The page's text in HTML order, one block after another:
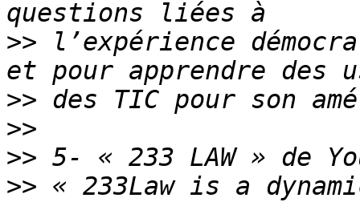
>> l’expérience
>>
>>
>>
>> « 233Law is a